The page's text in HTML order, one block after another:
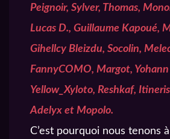
Peignoir, Sylver, Thomas,
Lucas D., Guillaume Kapoué,
Gihellcy Bleizdu, Socolin,
FannyCOMO, Margot,
Yellow_Xyloto, Reshkaf,
Adelyx et Mopolo.
C’est pourquoi nous tenons